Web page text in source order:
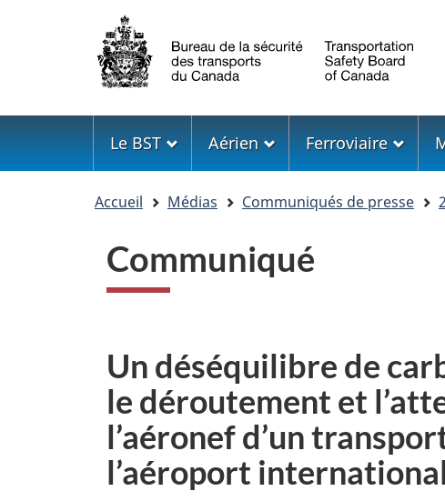
Sélection
de
la
langue
Menu
Le BST Aérien Ferroviaire
Accueil Médias Communiqués de presse
Communiqué
Un déséquilibre de
le déroutement et
l’aéronef d’un
l’aéroport